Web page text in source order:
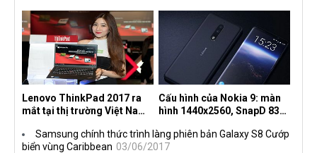
Lenovo ThinkPad 2017 ra
mắt tại thị trường Việt Nam,
Cấu hình của Nokia 9: màn
hình 1440x2560, SnapD 835,
Samsung chính thức trình làng phiên bản Galaxy S8 Cướp
biển vùng Caribbean 03/06/2017